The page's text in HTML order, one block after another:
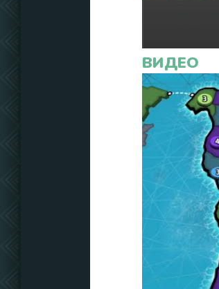
ВИДЕО